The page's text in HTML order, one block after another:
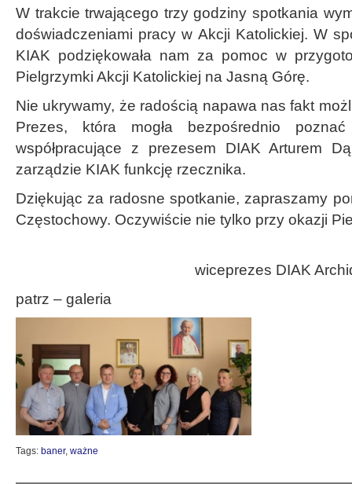
W trakcie trwającego trzy godziny spotkania
doświadczeniami pracy w Akcji Katolickiej. W
KIAK podziękowała nam za pomoc w
Pielgrzymki Akcji Katolickiej na Jasną Górę.
Nie ukrywamy, że radością napawa nas fakt
Prezes, która mogła bezpośrednio
współpracujące z prezesem DIAK Arturem
zarządzie KIAK funkcję rzecznika.
Dziękując za radosne spotkanie, zapraszamy
Częstochowy. Oczywiście nie tylko przy okazji
wiceprezes DIAK
patrz – galeria
Tags: baner, ważne